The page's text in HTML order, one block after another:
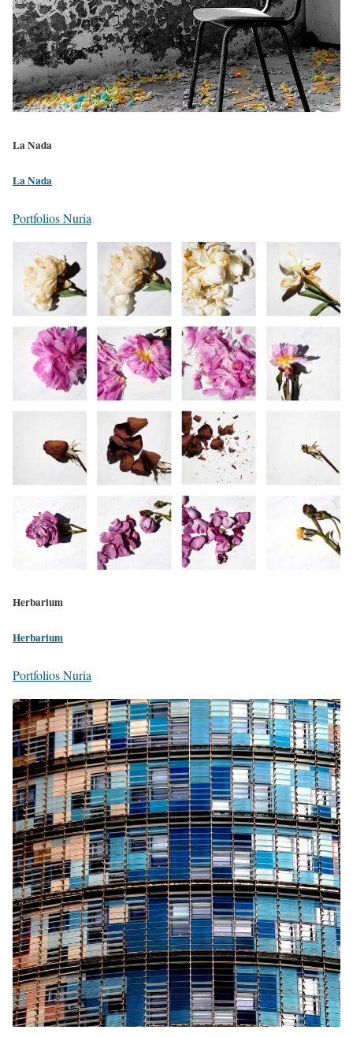
La Nada
La Nada
Portfolios Nuria
Herbarium
Herbarium
Portfolios Nuria